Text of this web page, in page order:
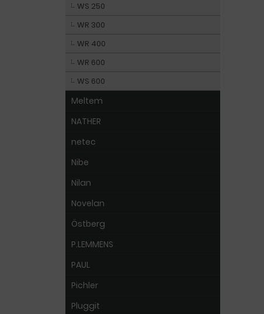
WS 250
WR 300
WR 400
WR 600
WS 600
Meltem
NATHER
netec
Nibe
Nilan
Novelan
Östberg
P.LEMMENS
PAUL
Pichler
Pluggit